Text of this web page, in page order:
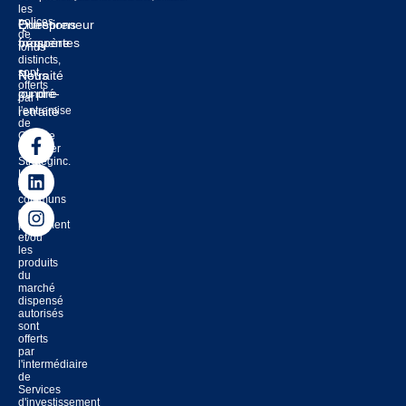
les
polices
de
fonds
distincts,
sont
offerts
par
l'entremise
de
Groupe
financier
Strateginc.
Les
fonds
communs
de
placement
et/ou
les
produits
du
marché
dispensé
autorisés
sont
offerts
par
l'intermédiaire
de
Services
d'investissement
Entrepreneur
prospère
Retraité
ou pré-
retraité
Questions
fréquentes
Nous
joindre